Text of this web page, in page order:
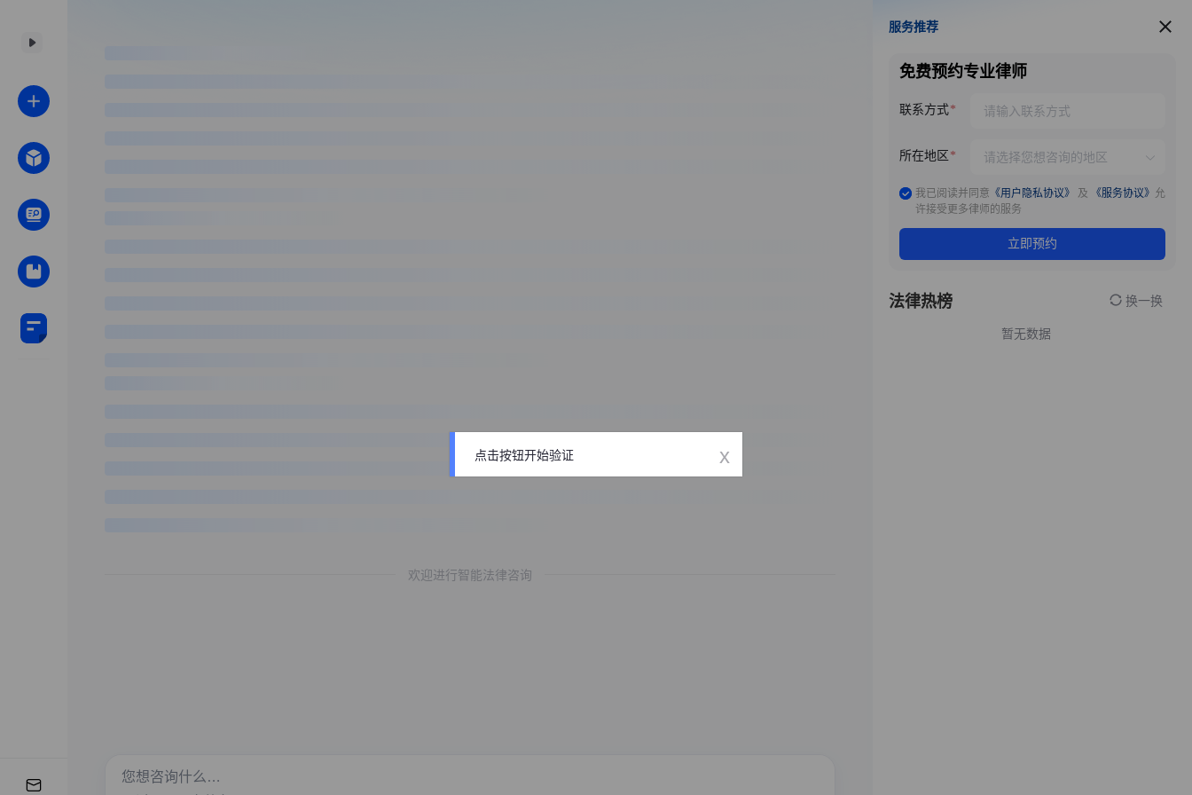
欢迎进行智能法律咨询
服务推荐
服务推荐
免费预约专业律师
联系方式
所在地区
我已阅读并同意 《用户隐私协议》 及 《服务协议》 允
许接受更多律师的服务
立即预约
法律热榜 换一换
暂无数据
点击按钮开始验证 x